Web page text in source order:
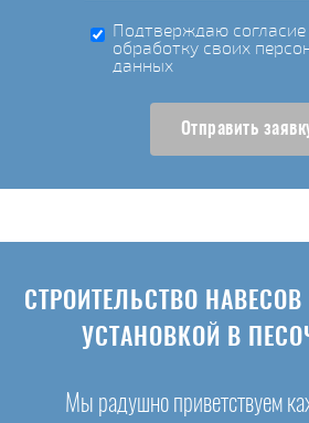
Подтверждаю согласие
обработку своих
данных
Отправить
СТРОИТЕЛЬСТВО
УСТАНОВКОЙ В
Мы радушно приветствуем